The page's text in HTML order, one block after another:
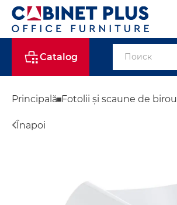
Catalog
Principală Fotolii și scaune de birou
Înapoi